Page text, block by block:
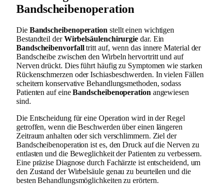
Bandscheibenoperation
Die Bandscheibenoperation stellt einen wichtigen
Bestandteil derWirbelsäulenchirurgie dar. Ein
Bandscheibenvorfalltritt auf, wenn das innere Material der
Bandscheibe zwischen den Wirbeln hervortritt und auf
Nerven drückt. Dies führt häufig zu Symptomen wie starken
Rückenschmerzen oder Ischiasbeschwerden. In vielen Fällen
scheitern konservative Behandlungsmethoden, sodass
Patienten auf eineBandscheibenoperation angewiesen
sind.
Die Entscheidung für eine Operation wird in der Regel
getroffen, wenn die Beschwerden über einen längeren
Zeitraum anhalten oder sich verschlimmern. Ziel der
Bandscheibenoperation ist es, den Druck auf die Nerven zu
entlasten und die Beweglichkeit der Patienten zu verbessern.
Eine präzise Diagnose durch Fachärzte ist entscheidend, um
den Zustand der Wirbelsäule genau zu beurteilen und die
besten Behandlungsmöglichkeiten zu erörtern.